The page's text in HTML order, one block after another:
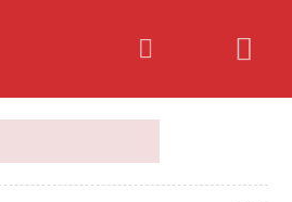
Kyçu / Regjistrohu